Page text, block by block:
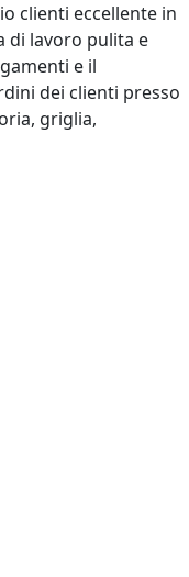
clienti eccellente in
di lavoro pulita e
e il
dei clienti presso
griglia,